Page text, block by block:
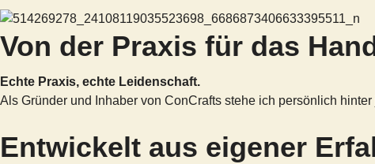
Von der Praxis für das
Echte Praxis, echte Leidenschaft.
Als Gründer und Inhaber von ConCrafts stehe ich persönlich
Entwickelt aus eigener